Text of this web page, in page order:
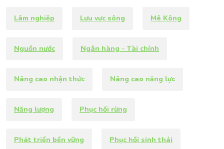
Lâm nghiệp Lưu vực sông Mê Kông
Nguồn nước Ngân hàng - Tài chính
Nâng cao nhận thức Nâng cao năng lực
Năng lượng Phục hồi rừng
Phát triển bền vững Phục hồi sinh thái